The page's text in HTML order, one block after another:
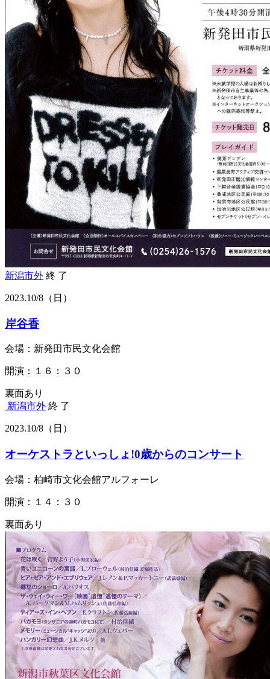
新潟市外 終 了
2023.10/8 （日）
岸谷香
会場：新発田市民文化会館
開演：１６：３０
裏面あり
新潟市外 終 了
2023.10/8 （日）
オーケストラといっしょ!0歳からのコンサート
会場：柏崎市文化会館アルフォーレ
開演：１４：３０
裏面あり